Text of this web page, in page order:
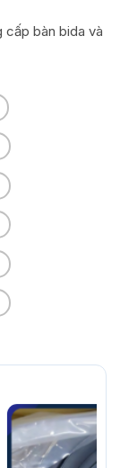
cấp bàn bida và